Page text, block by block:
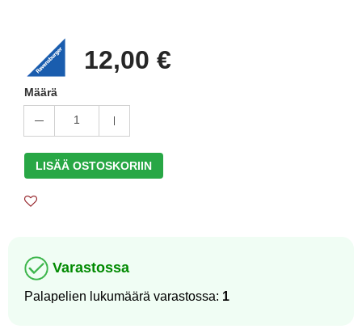
12,00 €
Määrä
1
LISÄÄ OSTOSKORIIN
Varastossa
Palapelien lukumäärä varastossa: 1